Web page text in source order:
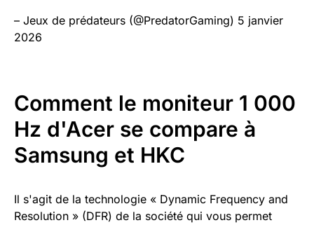
– Jeux de prédateurs (@PredatorGaming) 5 janvier
2026
Comment le moniteur 1 000
Hz d'Acer se compare à
Samsung et HKC
Il s'agit de la technologie « Dynamic Frequency and
Resolution » (DFR) de la société qui vous permet